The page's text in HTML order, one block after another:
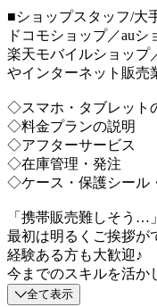
■ショップスタッフ/大
ドコモショップ／au
楽天モバイルショップ
やインターネット販売
◇スマホ・タブレット
◇料金プランの説明
◇アフターサービス
◇在庫管理・発注
◇ケース・保護シール
「携帯販売難しそう…
最初は明るくご挨拶が
経験ある方も大歓迎♪
今までのスキルを活か
全て表示